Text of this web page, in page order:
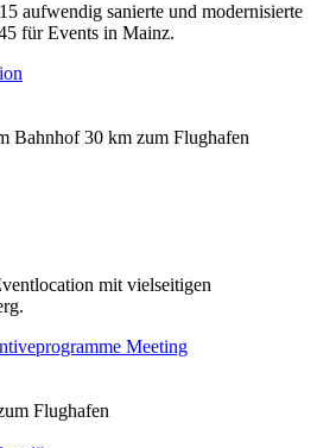
aufwendig sanierte und modernisierte
für Events in Mainz.
Bahnhof30 km zum Flughafen
mit vielseitigen
Meeting
Flughafen